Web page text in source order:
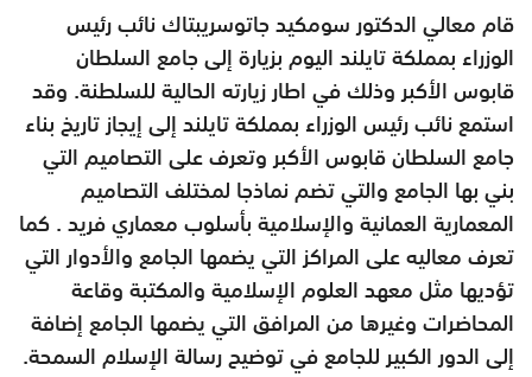
قام معالي الدكتور سومكيد جاتوسريبتاك نائب رئيس
الوزراء بمملكة تايلند اليوم بزيارة إلى جامع السلطان
قابوس الأكبر وذلك في اطار زيارته الحالية للسلطنة. وقد
استمع نائب رئيس الوزراء بمملكة تايلند إلى إيجاز تاريخ بناء
جامع السلطان قابوس الأكبر وتعرف على التصاميم التي
بني بها الجامع والتي تضم نماذجا لمختلف التصاميم
المعمارية العمانية والإسلامية بأسلوب معماري فريد . كما
تعرف معاليه على المراكز التي يضمها الجامع والأدوار التي
تؤديها مثل معهد العلوم الإسلامية والمكتبة وقاعة
المحاضرات وغيرها من المرافق التي يضمها الجامع إضافة
إلى الدور الكبير للجامع في توضيح رسالة الإسلام السمحة.